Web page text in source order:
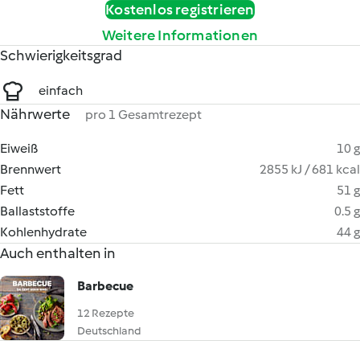
Kostenlos registrieren
Weitere Informationen
Schwierigkeitsgrad
einfach
Nährwerte pro 1 Gesamtrezept
Eiweiß
10 g
Brennwert
2855 kJ / 681 kcal
Fett
51 g
Ballaststoffe
0.5 g
Kohlenhydrate
44 g
Auch enthalten in
Barbecue
12 Rezepte
Deutschland